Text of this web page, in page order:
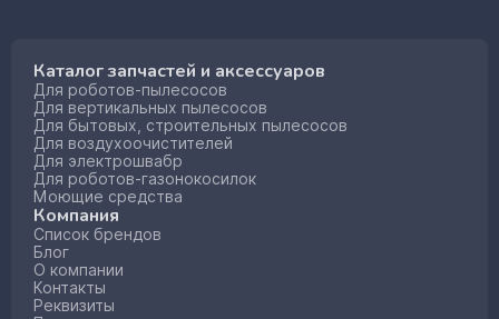
Каталог запчастей и аксессуаров
Для роботов-пылесосов
Для вертикальных пылесосов
Для бытовых, строительных пылесосов
Для воздухоочистителей
Для электрошвабр
Для роботов-газонокосилок
Моющие средства
Компания
Список брендов
Блог
О компании
Контакты
Реквизиты